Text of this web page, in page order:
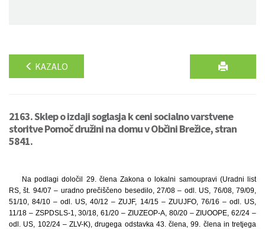
KAZALO
2163. Sklep o izdaji soglasja k ceni socialno varstvene
storitve Pomoč družini na domu v Občini Brežice, stran
5841.
Na podlagi določil 29. člena Zakona o lokalni samoupravi (Uradni list
RS, št. 94/07 – uradno prečiščeno besedilo, 27/08 – odl. US, 76/08, 79/09,
51/10, 84/10 – odl. US, 40/12 – ZUJF, 14/15 – ZUUJFO, 76/16 – odl. US,
11/18 – ZSPDSLS-1, 30/18, 61/20 – ZIUZEOP-A, 80/20 – ZIUOOPE, 62/24 –
odl. US, 102/24 – ZLV-K), drugega odstavka 43. člena, 99. člena in tretjega